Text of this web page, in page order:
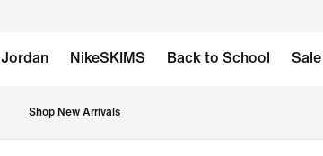
Jordan NikeSKIMS Back to School Sale
Shop New Arrivals